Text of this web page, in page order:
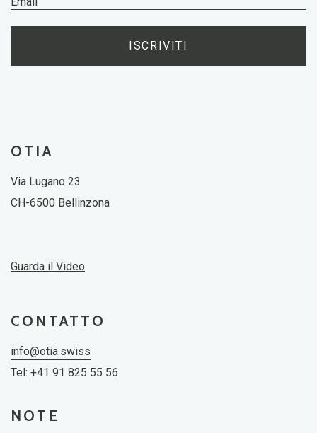
ISCRIVITI
OTIA
Via Lugano 23
CH-6500 Bellinzona
Guarda il Video
CONTATTO
info@otia.swiss
Tel: +41 91 825 55 56
NOTE